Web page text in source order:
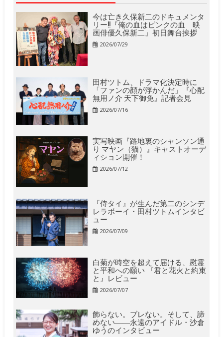
今は亡き久保新二のドキュメンタ
リー!!『俺の血はピンクの血 映
画俳優久保新二』初日舞台挨拶
2026/07/29
田村ツトム、ドラマ化決定時に
「ファンの顔が浮かんだ」『心配
無用ノ介 天下御免』記者会見
2026/07/16
実写映画『路地裏のシャンソン通
り マヤン（猫）』キャストオーデ
ィション開催！
2026/07/12
『侍タイ』が生んだ第二のシンデ
レラボーイ・田村ツトムインタビ
ュー
2026/07/09
白菊が時空を超えて届ける、慰霊
と平和への願い 『君と花火と約束
と』レビュー
2026/07/07
飾らない。ブレない。そして、諦
めない――永遠のアイドル・沙倉
ゆうのインタビュー